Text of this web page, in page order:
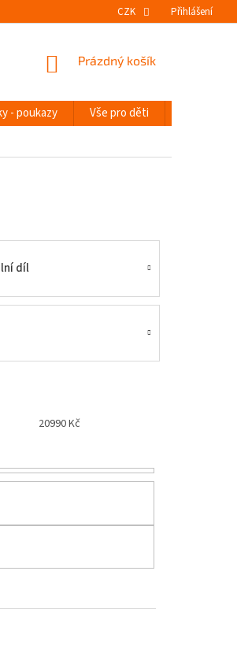
CZK Přihlášení
NÁKUPNÍ
Prázdný košík
- poukazy Vše pro děti
díl
20990Kč